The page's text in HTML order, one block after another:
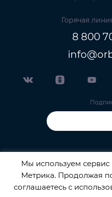
Горячая
8 800
ОФИЦИАЛЬНЫЙ
Мы используем
Метрика. Продолжая
соглашаетесь с